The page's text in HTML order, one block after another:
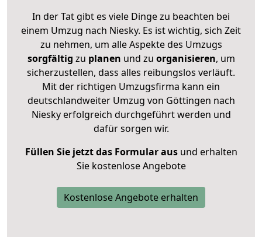
In der Tat gibt es viele Dinge zu beachten bei
einem Umzug nach Niesky. Es ist wichtig, sich Zeit
zu nehmen, um alle Aspekte des Umzugs
sorgfältig zu planen und zu organisieren, um
sicherzustellen, dass alles reibungslos verläuft.
Mit der richtigen Umzugsfirma kann ein
deutschlandweiter Umzug von Göttingen nach
Niesky erfolgreich durchgeführt werden und
dafür sorgen wir.
Füllen Sie jetzt das Formular ausund erhalten
Sie kostenlose Angebote
Kostenlose Angebote erhalten